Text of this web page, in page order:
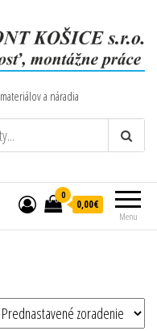
a náradia
Menu
0
0,00€